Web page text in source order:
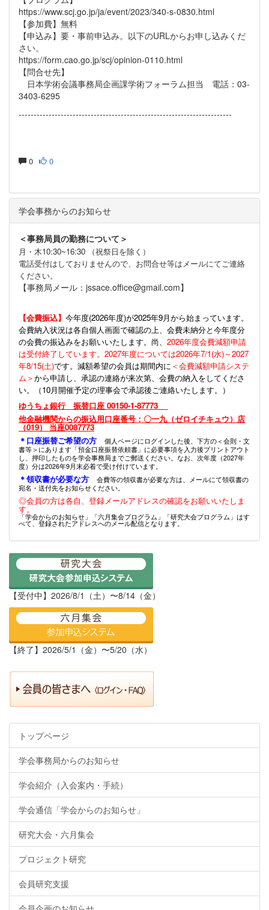
https://www.scj.go.jp/ja/event/2023/340-s-0830.html
【参加費】無料
【申込み】要・事前申込み。以下のURLからお申し込みくだ
さい。
https://form.cao.go.jp/scj/opinion-0110.html
【問合せ先】
日本学術会議事務局企画課学術フォーラム担当 電話：03-
3403-6295
-----------------------------------------------------------------------
0 0
学会事務からのお知らせ
＜事務局員の勤務について＞
月・木10:30~16:30 （祝祭日を除く）
電話受付はしておりませんので、お問合せ等はメールにてご連絡
ください。
【事務局メール：jssace.office@gmail.com】
【会費振込】 今年度(2026年度)が2025年9月から始まっています。
会費納入状況は各自個人画面で確認の上、会費未納分と今年度分
の会費の振込みをお願いいたします。尚、 2026年度会費減額申請
は受付終了しています。2027年度については2026年7/1(水)～2027
年8/15(土)です。減額希望の会員は期間内に ＜会費減額申請システ
ム＞から申請し、承認の連絡が来次第、会費の納入をしてくださ
い。（10月開催予定の理事会で承認後ご連絡いたします。）
ゆうちょ銀行 振替口座 00150-1-87773
他金融機関からの振込用口座番号：〇一九（ゼロイチキュウ）店
（019） 当座0087773
＊口座振替ご希望の方
個人ページにログインした後、下方の＜会則・文
書等＞にあります「預金口座振替依頼書」に必要事項を入力後プリントアウト
し、押印したものを学会事務局までご郵送ください。なお、次年度（2027年
度）分は2026年9月末必着で受け付けています。
＊領収書が必要な方
会費等の領収書が必要な方は、メールにて領収書の
宛名・送付先をお知らせください。
◎会員の方は各自、登録メールアドレスの確認をお願いいたしま
す。
「学会からのお知らせ」「六月集会プログラム」「研究大会プログラム」はす
べて、登録されたアドレスへのメール配信となります。
【受付中】2026/8/1（土）〜8/14（金）
【終了】2026/5/1（金）〜5/20（水）
トップページ
学会事務局からのお知らせ
学会紹介（入会案内・手続）
学会通信「学会からのお知らせ」
研究大会・六月集会
プロジェクト研究
会員研究支援